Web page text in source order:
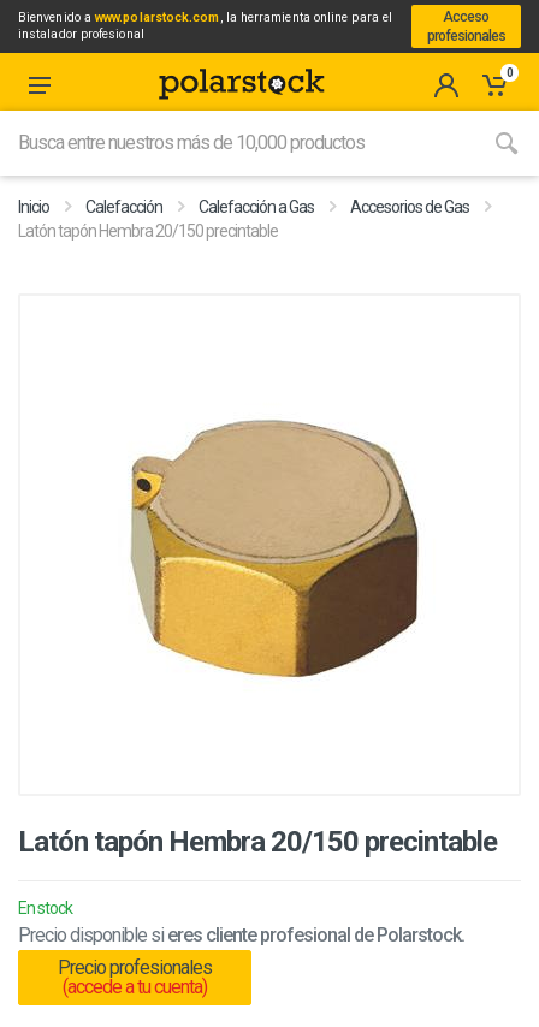
Bienvenido awww.polarstock.com, la herramienta online para el
instalador profesional
Acceso
profesionales
0
Inicio Calefacción Calefacción a Gas
Accesorios de Gas
Latón tapón Hembra 20/150 precintable
Latón tapón Hembra 20/150 precintable
En stock
Precio disponible si eres cliente profesional de Polarstock.
Precio profesionales
(accede a tu cuenta)